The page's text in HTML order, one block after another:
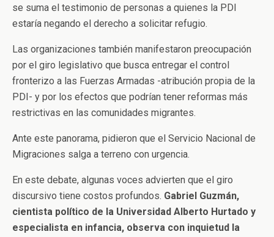
se suma el testimonio de personas a quienes la PDI
estaría negando el derecho a solicitar refugio.
Las organizaciones también manifestaron preocupación
por el giro legislativo que busca entregar el control
fronterizo a las Fuerzas Armadas -atribución propia de la
PDI- y por los efectos que podrían tener reformas más
restrictivas en las comunidades migrantes.
Ante este panorama, pidieron que el Servicio Nacional de
Migraciones salga a terreno con urgencia.
En este debate, algunas voces advierten que el giro
discursivo tiene costos profundos. Gabriel Guzmán,
cientista político de la Universidad Alberto Hurtado y
especialista en infancia, observa con inquietud la